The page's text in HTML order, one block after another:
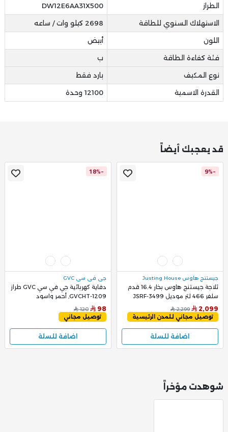
الطراز DW12E6AA31X500
الاستهلاك السنوي للطاقة 2698 كيلو وات / ساعه
اللون أبيض
فئة كفاءة الطاقة ب
نوع المكيف بارد فقط
القدرة الاسمية 12100 وحدة
قد يعجبك أيضاً
-9%
جيستنج هاوس Justing House
ثلاجة جيستنج هاوس بخار 16.4 قدم
سلفر 466 لتر موديل JSRF-3499
2,099
2,299
توصيل مجاني للمدن الرئيسية
اضافة للسلة
-18%
جي في سي GVC
دفاية كهربائية جي في سي GVC طراز
GVCHT-1209, أحمر واسود
98
120
توصيل مجاني
اضافة للسلة
شوهدت مؤخراً